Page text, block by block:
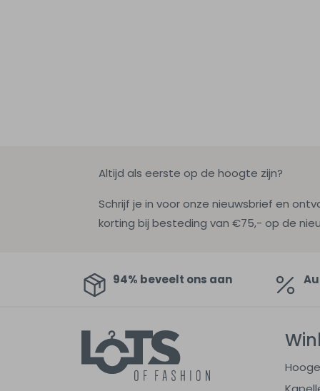
Altijd als eerste op de hoogte zijn?
Schrijf je in voor onze nieuwsbrief en
korting bij besteding van €75,- op de
94% beveelt ons aan